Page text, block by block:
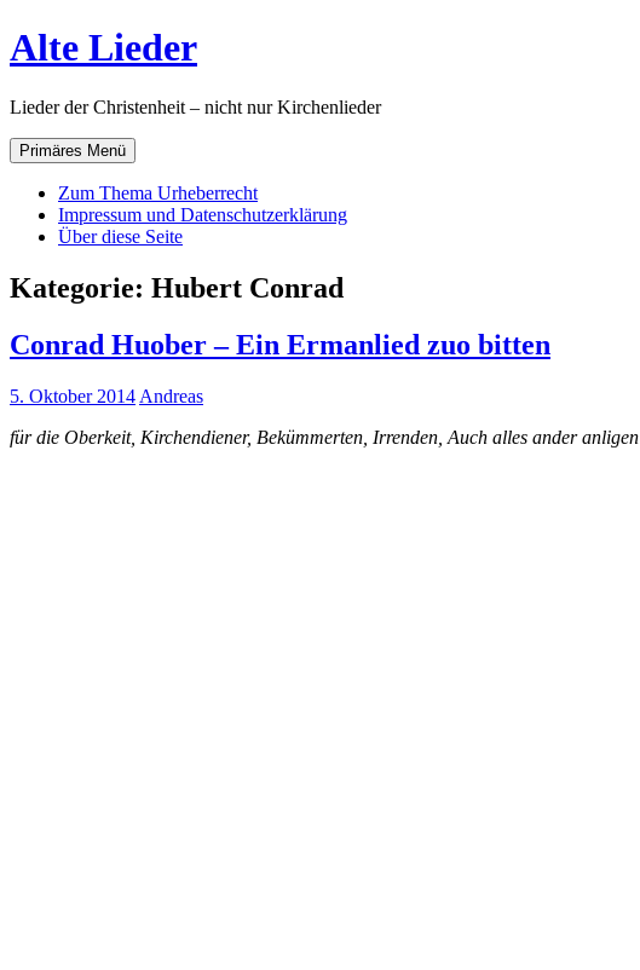
Zum
Inhalt
Alte Lieder
Lieder der Christenheit – nicht nur Kirchenlieder
Primäres Menü
Zum Thema Urheberrecht
Impressum und Datenschutzerklärung
Über diese Seite
Kategorie: Hubert Conrad
Conrad Huober – Ein Ermanlied zuo bitten
5. Oktober 2014 Andreas
für die Oberkeit, Kirchendiener, Bekümmerten, Irrenden, Auch alles ander